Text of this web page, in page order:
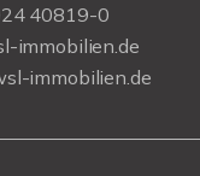
40819-0
immobilien.de
immobilien.de